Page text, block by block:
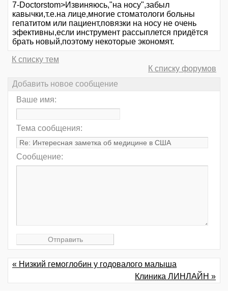
7-Doctorstom>Извиняюсь,"на носу",забыл
кавычки,т.е.на лице,многие стоматологи больны
гепатитом или пациент,повязки на носу не очень
эфективны,если инструмент рассыплется придётся
брать новый,поэтому некоторые экономят.
К списку тем
К списку форумов
Добавить новое сообщение
Ваше имя:
Тема сообщения:
Сообщение:
« Низкий гемоглобин у годовалого малыша
Клиника ЛИНЛАЙН »